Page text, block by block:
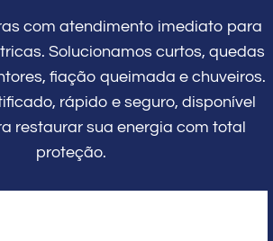
com atendimento imediato para
Solucionamos curtos, quedas
fiação queimada e chuveiros.
rápido e seguro, disponível
restaurar sua energia com total
proteção.